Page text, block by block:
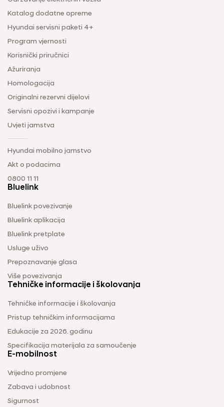
Katalog dodatne opreme
Hyundai servisni paketi 4+
Program vjernosti
Korisnički priručnici
Ažuriranja
Homologacija
Originalni rezervni dijelovi
Servisni opozivi i kampanje
Uvjeti jamstva
Hyundai mobilno jamstvo
Akt o podacima
0800 11 11
Bluelink
Bluelink povezivanje
Bluelink aplikacija
Bluelink pretplate
Usluge uživo
Prepoznavanje glasa
Više povezivanja
Tehničke informacije i školovanja
Tehničke informacije i školovanja
Pristup tehničkim informacijama
Edukacije za 2026. godinu
Specifikacija materijala za samoučenje
E-mobilnost
Vrijedno promjene
Zabava i udobnost
Sigurnost